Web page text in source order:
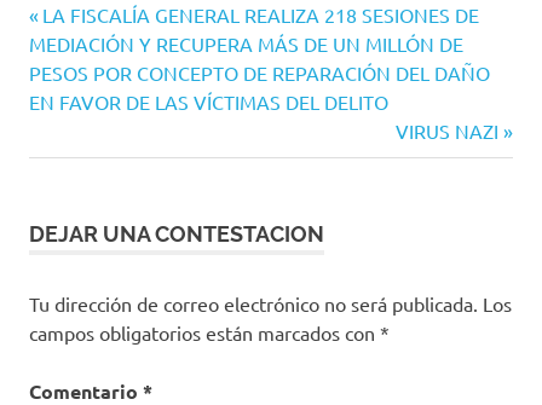
Navegación
de
entradas
Entrada
anterior:
LA FISCALÍA GENERAL REALIZA 218 SESIONES DE
MEDIACIÓN Y RECUPERA MÁS DE UN MILLÓN DE
PESOS POR CONCEPTO DE REPARACIÓN DEL DAÑO
EN FAVOR DE LAS VÍCTIMAS DEL DELITO
Siguiente
entrada:
VIRUS NAZI
DEJAR UNA CONTESTACION
Tu dirección de correo electrónico no será publicada. Los
campos obligatorios están marcados con *
Comentario *